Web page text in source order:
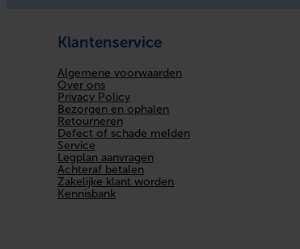
Klantenservice
Algemene voorwaarden
Over ons
Privacy Policy
Bezorgen en ophalen
Retourneren
Defect of schade melden
Service
Legplan aanvragen
Achteraf betalen
Zakelijke klant worden
Kennisbank